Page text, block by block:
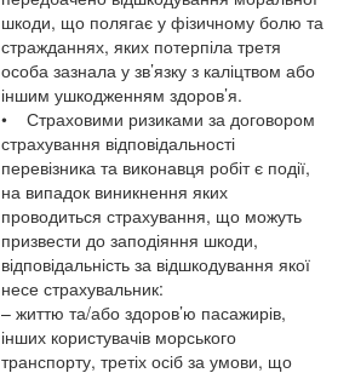
шкоди, що полягає у фізичному болю та
стражданнях, яких потерпіла третя
особа зазнала у зв’язку з каліцтвом або
іншим ушкодженням здоров’я.
• Страховими ризиками за договором
страхування відповідальності
перевізника та виконавця робіт є події,
на випадок виникнення яких
проводиться страхування, що можуть
призвести до заподіяння шкоди,
відповідальність за відшкодування якої
несе страхувальник:
– життю та/або здоров’ю пасажирів,
інших користувачів морського
транспорту, третіх осіб за умови, що